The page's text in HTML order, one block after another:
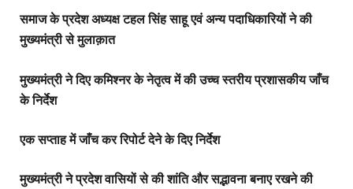
समाज के प्रदेश अध्यक्ष टहल सिंह साहू एवं अन्य पदाधिकारियों ने की
मुख्यमंत्री से मुलाक़ात
मुख्यमंत्री ने दिए कमिश्नर के नेतृत्व में की उच्च स्तरीय प्रशासकीय जाँच
के निर्देश
एक सप्ताह में जाँच कर रिपोर्ट देने के दिए निर्देश
मुख्यमंत्री ने प्रदेश वासियों से की शांति और सद्भावना बनाए रखने की